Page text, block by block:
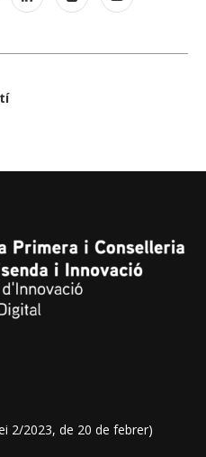
2/2023, de 20 de febrer)